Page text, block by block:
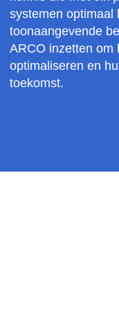
Dit laat zien waar
kennis die met
systemen
toonaangevende
ARCO inzetten